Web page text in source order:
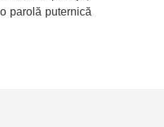
parolă puternică